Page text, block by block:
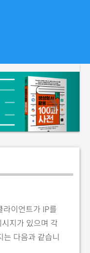
n
e
x
라이언트가 IP를
지가 있으며 각
는 다음과 같습니